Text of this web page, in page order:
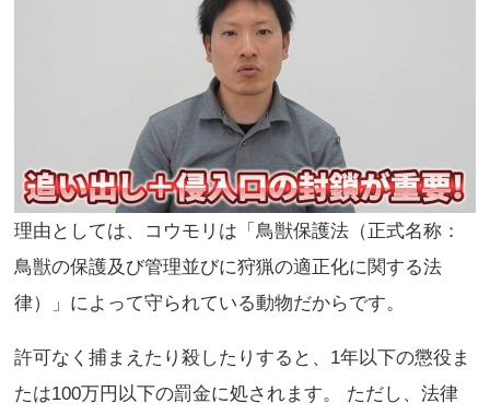
理由としては、コウモリは「鳥獣保護法（正式名称：
鳥獣の保護及び管理並びに狩猟の適正化に関する法
律）」によって守られている動物だからです。
許可なく捕まえたり殺したりすると、1年以下の懲役ま
たは100万円以下の罰金に処されます。 ただし、法律